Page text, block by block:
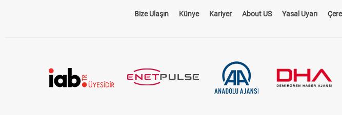
Bize Ulaşın Künye Kariyer About US Yasal Uyarı